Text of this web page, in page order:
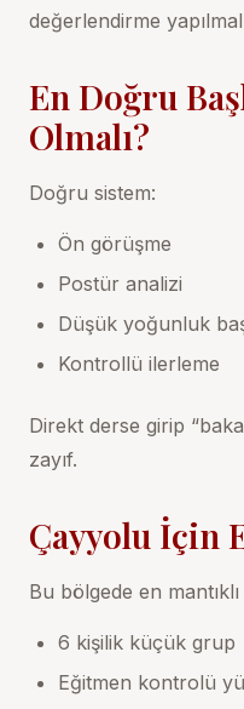
değerlendirme
En Doğru
Olmalı?
Doğru sistem:
Ön görüşme
Postür analizi
Düşük yoğunluk
Kontrollü ilerleme
Direkt derse girip
zayıf.
Çayyolu İçin
Bu bölgede en mantıklı
6 kişilik küçük grup
Eğitmen kontrolü